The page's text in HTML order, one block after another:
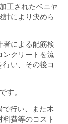
工されたベニヤ
計により決めら
者による配筋検
ンクリートを流
い、その後コ
す。
で行い、また木
費等のコスト